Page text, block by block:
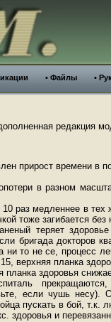
• Файлы •
редакция
прирост времени в
в разном
раз медленнее в
тоже загибается
теряет
бригада докторов
ни то не се, процесс
верхняя планка
здоровья
если чушь
пускать в бой, т.к.
здоровья и